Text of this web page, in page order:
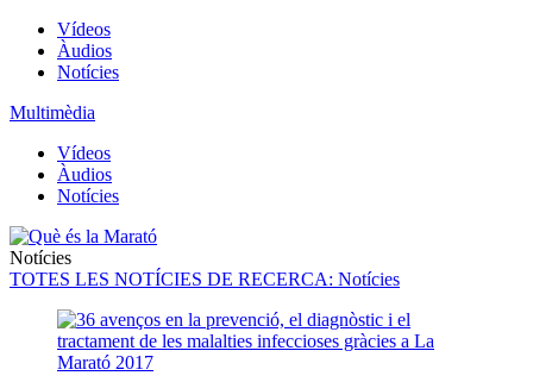
Vídeos
Àudios
Notícies
Multimèdia
Vídeos
Àudios
Notícies
Notícies
TOTES LES NOTÍCIES DE RECERCA: Notícies